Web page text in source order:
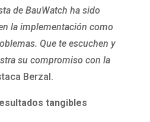
de BauWatch ha sido
la implementación como
Que te escuchen y
su compromiso con la
Berzal.
tangibles